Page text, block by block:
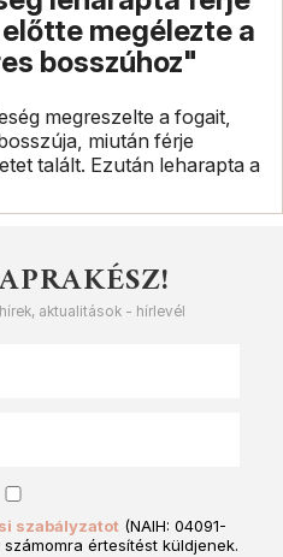
megélezte a
bosszúhoz"
megreszelte a fogait,
miután férje
talált. Ezután leharapta a
aktualitások - hírlevél
szabályzatot (NAIH: 04091-
értesítést küldjenek.